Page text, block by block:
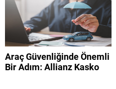
Araç Güvenliğinde Önemli
Bir Adım: Allianz Kasko